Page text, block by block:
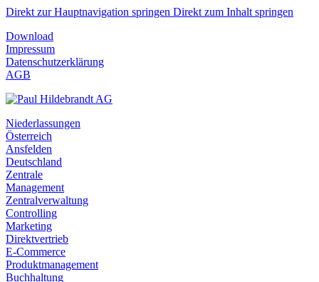
Direkt zur Hauptnavigation springen Direkt zum Inhalt springen
Download
Impressum
Datenschutzerklärung
AGB
Niederlassungen
Österreich
Ansfelden
Deutschland
Zentrale
Management
Zentralverwaltung
Controlling
Marketing
Direktvertrieb
E-Commerce
Produktmanagement
Buchhaltung